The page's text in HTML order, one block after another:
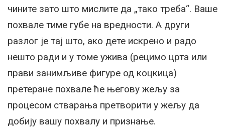
чините зато што мислите да „тако треба“. Ваше
похвале тиме губе на вредности. А други
разлог је тај што, ако дете искрено и радо
нешто ради и у томе ужива (рецимо црта или
прави занимљиве фигуре од коцкица)
претеране похвале ће његову жељу за
процесом стварања претворити у жељу да
добију вашу похвалу и признање.